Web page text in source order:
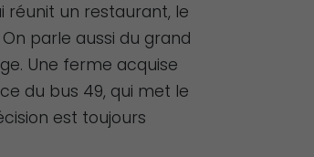
réunit un restaurant, le
parle aussi du grand
Une ferme acquise
du bus 49, qui met le
est toujours